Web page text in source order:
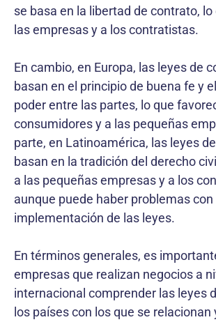
se basa en la libertad de contrato,
las empresas y a los contratistas.
En cambio, en Europa, las leyes de
basan en el principio de buena fe y
poder entre las partes, lo que
consumidores y a las pequeñas
parte, en Latinoamérica, las leyes
basan en la tradición del derecho
a las pequeñas empresas y a los
aunque puede haber problemas con
implementación de las leyes.
En términos generales, es
empresas que realizan negocios a
internacional comprender las leyes
los países con los que se relacionan